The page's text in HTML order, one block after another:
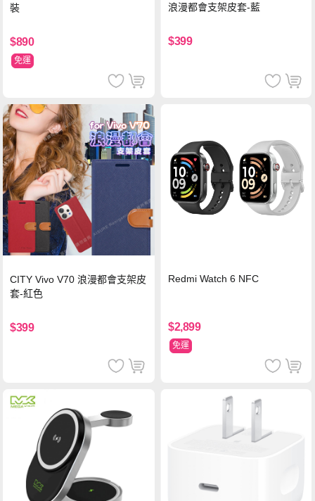
裝
$890
免運
浪漫都會支架皮套-藍
$399
CITY Vivo V70 浪漫都會支架皮
套-紅色
$399
Redmi Watch 6 NFC
$2,899
免運